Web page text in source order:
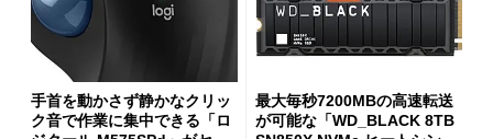
手首を動かさず静かなクリッ
ク音で作業に集中できる「ロ
最大毎秒7200MBの高速転送
が可能な「WD_BLACK 8TB